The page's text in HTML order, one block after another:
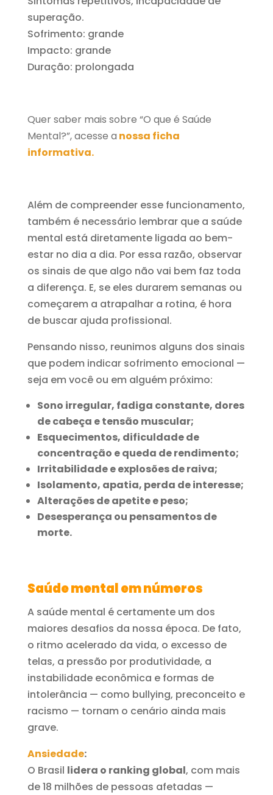
superação.
Sofrimento: grande
Impacto: grande
Duração: prolongada
Quer saber mais sobre “O que é Saúde
Mental?”, acesse a nossa ficha
informativa.
Além de compreender esse funcionamento,
também é necessário lembrar que a saúde
mental está diretamente ligada ao bem-
estar no dia a dia. Por essa razão, observar
os sinais de que algo não vai bem faz toda
a diferença. E, se eles durarem semanas ou
começarem a atrapalhar a rotina, é hora
de buscar ajuda profissional.
Pensando nisso, reunimos alguns dos sinais
que podem indicar sofrimento emocional —
seja em você ou em alguém próximo:
Sono irregular, fadiga constante, dores
de cabeça e tensão muscular;
Esquecimentos, dificuldade de
concentração e queda de rendimento;
Irritabilidade e explosões de raiva;
Isolamento, apatia, perda de interesse;
Alterações de apetite e peso;
Desesperança ou pensamentos de
morte.
Saúde mental em números
A saúde mental é certamente um dos
maiores desafios da nossa época. De fato,
o ritmo acelerado da vida, o excesso de
telas, a pressão por produtividade, a
instabilidade econômica e formas de
intolerância — como bullying, preconceito e
racismo — tornam o cenário ainda mais
grave.
Ansiedade:
O Brasil lidera o ranking global, com mais
de 18 milhões de pessoas afetadas —